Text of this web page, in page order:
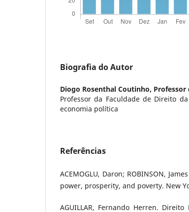
Biografia do Autor
Diogo Rosenthal Coutinho, Professor
Professor da Faculdade de Direito
economia política
Referências
ACEMOGLU, Daron; ROBINSON,
power, prosperity, and poverty. New
AGUILLAR, Fernando Herren.